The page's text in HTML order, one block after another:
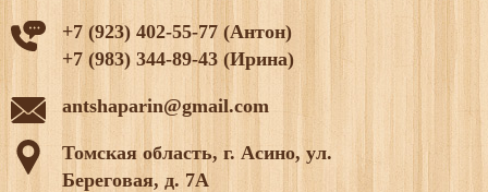
+7 (923) 402-55-77 (Антон)
+7 (983) 344-89-43 (Ирина)
antshaparin@gmail.com
Томская область, г. Асино, ул.
Береговая, д. 7А